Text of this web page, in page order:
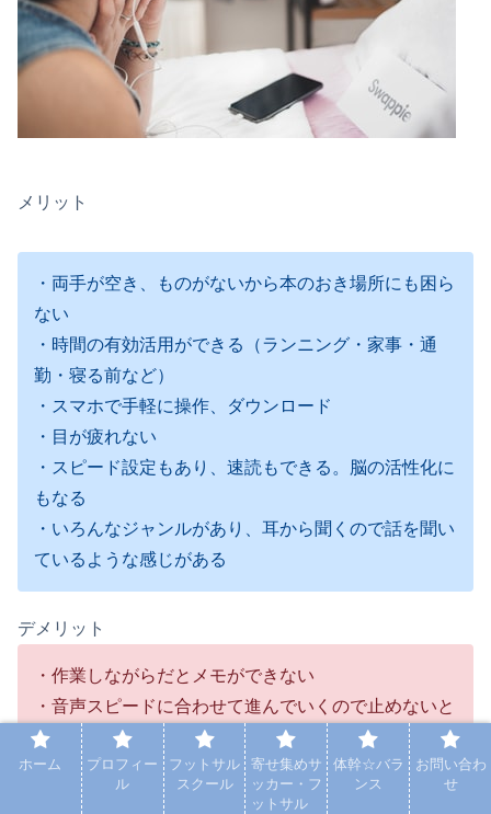
メリット
・両手が空き、ものがないから本のおき場所にも困ら
ない
・時間の有効活用ができる（ランニング・家事・通
勤・寝る前など）
・スマホで手軽に操作、ダウンロード
・目が疲れない
・スピード設定もあり、速読もできる。脳の活性化に
もなる
・いろんなジャンルがあり、耳から聞くので話を聞い
ているような感じがある
デメリット
・作業しながらだとメモができない
・音声スピードに合わせて進んでいくので止めないと
止まらない
・ある程度時間がかかる
ホーム
プロフィー
ル
フットサル
スクール
寄せ集めサ
ッカー・フ
ットサル
体幹☆バラ
ンス
お問い合わ
せ